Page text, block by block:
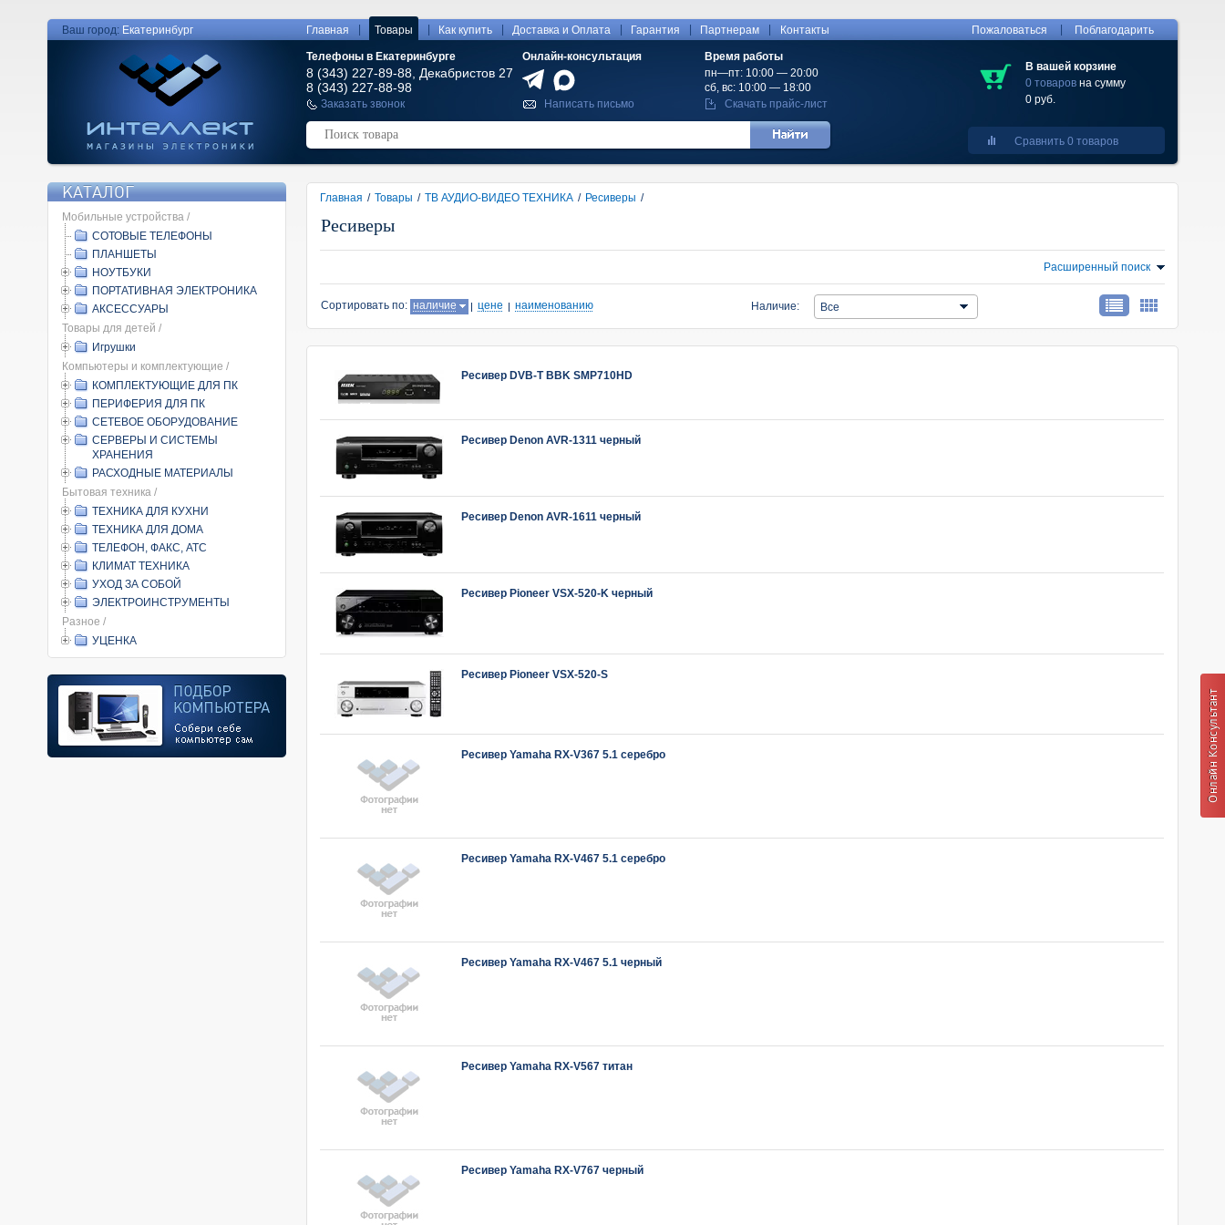
Ваш город: Екатеринбург Главная Товары Как купить Доставка и Оплата Гарантия Партнерам Контакты
Телефоны в Екатеринбурге
8 (343) 227-89-88, Декабристов 27
8 (343) 227-88-98
Онлайн-консультация
Время работы
пн—пт: 10:00 — 20:00
сб, вс: 10:00 — 18:00
Заказать звонок
Написать письмо Скачать прайс-лист
Пожаловаться Поблагодарить
В вашей корзине
0 товаров на сумму
0 руб.
Сравнить 0 товаров
КАТАЛОГ
Мобильные устройства /
СОТОВЫЕ ТЕЛЕФОНЫ
ПЛАНШЕТЫ
НОУТБУКИ
ПОРТАТИВНАЯ ЭЛЕКТРОНИКА
АКСЕССУАРЫ
Товары для детей /
Игрушки
Компьютеры и комплектующие /
КОМПЛЕКТУЮЩИЕ ДЛЯ ПК
ПЕРИФЕРИЯ ДЛЯ ПК
СЕТЕВОЕ ОБОРУДОВАНИЕ
СЕРВЕРЫ И СИСТЕМЫ
ХРАНЕНИЯ
РАСХОДНЫЕ МАТЕРИАЛЫ
Бытовая техника /
ТЕХНИКА ДЛЯ КУХНИ
ТЕХНИКА ДЛЯ ДОМА
ТЕЛЕФОН, ФАКС, АТС
КЛИМАТ ТЕХНИКА
УХОД ЗА СОБОЙ
ЭЛЕКТРОИНСТРУМЕНТЫ
Разное /
УЦЕНКА
Главная / Товары / ТВ АУДИО-ВИДЕО ТЕХНИКА / Ресиверы /
Ресиверы
Расширенный поиск
Сортировать по: наличие цене наименованию Наличие: Все
Ресивер DVB-T BBK SMP710HD
Ресивер Denon AVR-1311 черный
Ресивер Denon AVR-1611 черный
Ресивер Pioneer VSX-520-K черный
Ресивер Pioneer VSX-520-S
Ресивер Yamaha RX-V367 5.1 серебро
Ресивер Yamaha RX-V467 5.1 серебро
Ресивер Yamaha RX-V467 5.1 черный
Ресивер Yamaha RX-V567 титан
Ресивер Yamaha RX-V767 черный